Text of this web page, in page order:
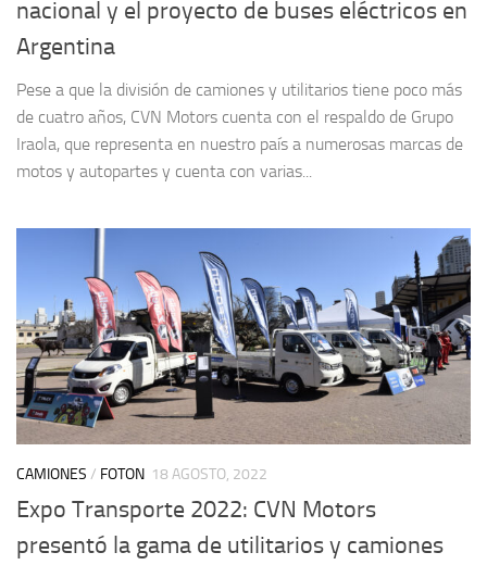
nacional y el proyecto de buses eléctricos en
Argentina
Pese a que la división de camiones y utilitarios tiene poco más
de cuatro años, CVN Motors cuenta con el respaldo de Grupo
Iraola, que representa en nuestro país a numerosas marcas de
motos y autopartes y cuenta con varias...
CAMIONES / FOTON 18 AGOSTO, 2022
Expo Transporte 2022: CVN Motors
presentó la gama de utilitarios y camiones